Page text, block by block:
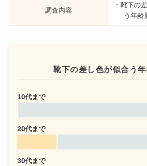
調査内容
・靴下の
う年齢
靴下の差し色が似合う
10代まで
20代まで
30代まで